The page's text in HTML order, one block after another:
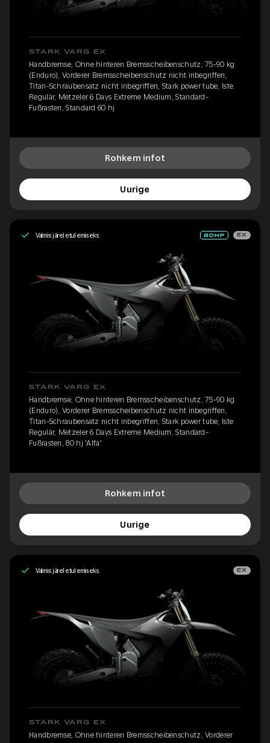
STARK VARG EX
Handbremse, Ohne hinteren Bremsscheibenschutz, 75-90 kg
(Enduro), Vorderer Bremsscheibenschutz nicht inbegriffen,
Titan-Schraubensatz nicht inbegriffen, Stark power tube, Iste
Regulär, Metzeler 6 Days Extreme Medium, Standard-
Fußrasten, Standard 60 hj
Rohkem infot
Uurige
Valmis järeletulemiseks EX
STARK VARG EX
Handbremse, Ohne hinteren Bremsscheibenschutz, 75-90 kg
(Enduro), Vorderer Bremsscheibenschutz nicht inbegriffen,
Titan-Schraubensatz nicht inbegriffen, Stark power tube, Iste
Regulär, Metzeler 6 Days Extreme Medium, Standard-
Fußrasten, 80 hj 'Alfa'
Rohkem infot
Uurige
Valmis järeletulemiseks EX
STARK VARG EX
Handbremse, Ohne hinteren Bremsscheibenschutz, Vorderer